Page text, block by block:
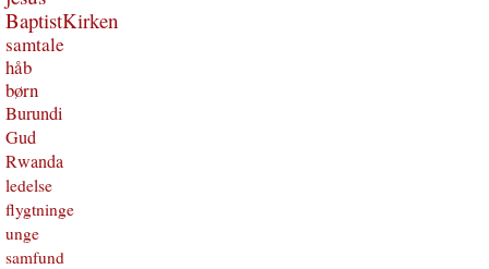
BaptistKirken
samtale
håb
børn
Burundi
Gud
Rwanda
ledelse
flygtninge
unge
samfund